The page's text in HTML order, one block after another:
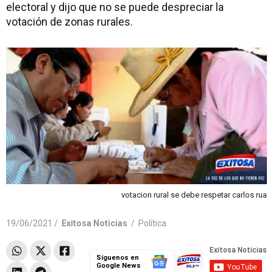
electoral y dijo que no se puede despreciar la
votación de zonas rurales.
votacion rural se debe respetar carlos rua
19/06/2021 / Exitosa Noticias / Política
Síguenos en
Google News